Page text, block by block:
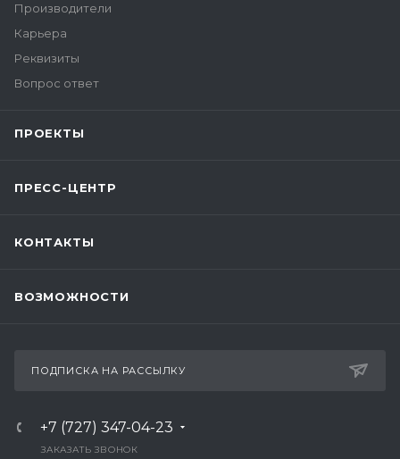
Производители
Карьера
Реквизиты
Вопрос ответ
ПРОЕКТЫ
ПРЕСС-ЦЕНТР
КОНТАКТЫ
ВОЗМОЖНОСТИ
ПОДПИСКА НА РАССЫЛКУ
+7 (727) 347-04-23
ЗАКАЗАТЬ ЗВОНОК